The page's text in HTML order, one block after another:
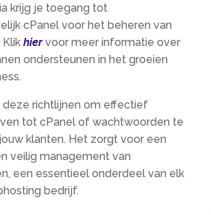
krijg je toegang tot
cPanel voor het beheren van
Klikhiervoor meer informatie over
ondersteunen in het groeien
richtlijnen om effectief
tot cPanel of wachtwoorden te
klanten. Het zorgt voor een
veilig management van
een essentieel onderdeel van elk
bedrijf.